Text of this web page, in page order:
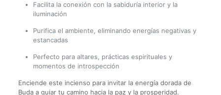
Facilita la conexión con la sabiduría interior y la
iluminación
Purifica el ambiente, eliminando energías negativas y
estancadas
Perfecto para altares, prácticas espirituales y
momentos de introspección
Enciende este incienso para invitar la energía dorada de
Buda a guiar tu camino hacia la paz y la prosperidad.